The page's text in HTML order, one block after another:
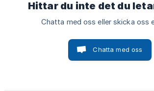
Hittar du inte det du
Chatta med oss eller skicka oss
Chatta med oss